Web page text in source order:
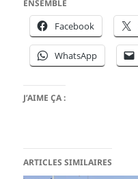
ENSEMBLE
Facebook
WhatsApp
J’AIME ÇA :
ARTICLES SIMILAIRES